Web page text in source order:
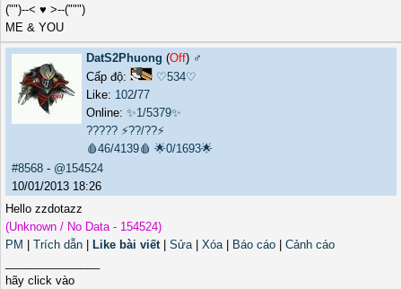
("")--< ♥ >--(""")
ME & YOU
DatS2Phuong (Off) ♂️
Cấp độ:
♡534♡
Like: 102/77
Online: ✨1/5379✨
????? ⚡??/??⚡
🩸46/4139🩸 🌟0/1693🌟
#8568 - @154524
10/01/2013 18:26
Hello zzdotazz
(Unknown / No Data - 154524)
PM
Trích dẫn Like bài viết| Sửa| Xóa| Báo cáo
Cảnh cáo
hãy click vào